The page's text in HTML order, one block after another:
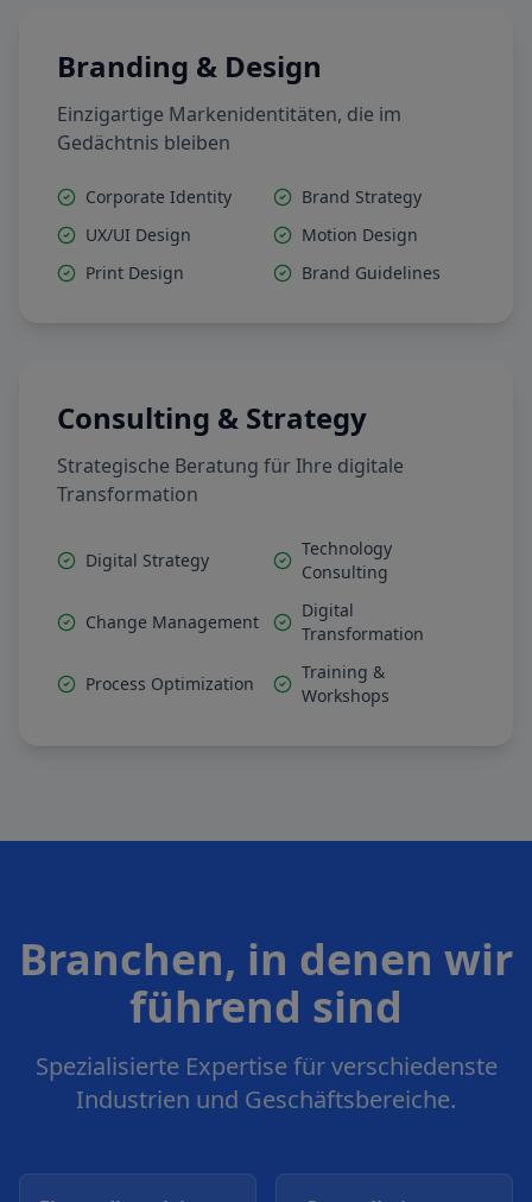
Branding & Design
Einzigartige Markenidentitäten, die im
Gedächtnis bleiben
Corporate Identity
Brand Strategy
UX/UI Design
Motion Design
Print Design
Brand Guidelines
Consulting & Strategy
Strategische Beratung für Ihre digitale
Transformation
Digital Strategy
Technology
Consulting
Change Management
Digital
Transformation
Process Optimization
Training &
Workshops
Branchen, in denen wir
führend sind
Spezialisierte Expertise für verschiedenste
Industrien und Geschäftsbereiche.